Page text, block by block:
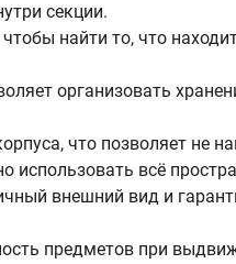
секции.
найти то, что
организовать
что позволяет не
использовать всё
внешний вид и
предметов при